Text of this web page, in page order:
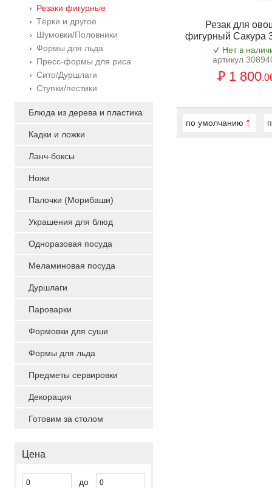
Резаки фигурные
Тёрки и другое
Шумовки/Половники
Формы для льда
Пресс-формы для риса
Сито/Дуршлаги
Ступки/пестики
Блюда из дерева и пластика
Кадки и ложки
Ланч-боксы
Ножи
Палочки (Морибаши)
Украшения для блюд
Одноразовая посуда
Меламиновая посуда
Дуршлаги
Пароварки
Формовки для суши
Формы для льда
Предметы сервировки
Декорация
Готовим за столом
Цена
до
Резак для
фигурный Сакура
Нет в
артикул
1 800
по умолчанию